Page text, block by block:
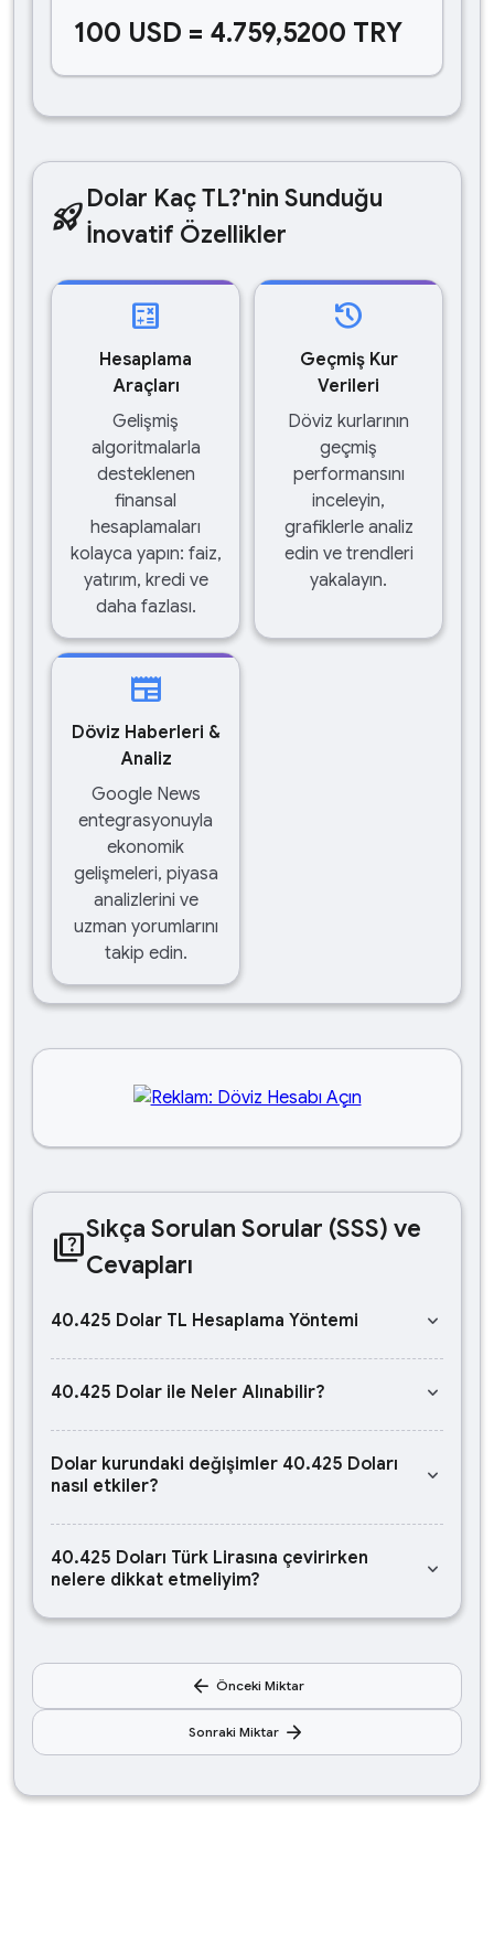
100 USD = 4.759,5200 TRY
rocket_launchDolar Kaç TL?'nin Sunduğu
İnovatif Özellikler
calculate
Hesaplama
Araçları
Gelişmiş
algoritmalarla
desteklenen
finansal
hesaplamaları
kolayca yapın: faiz,
yatırım, kredi ve
daha fazlası.
history
Geçmiş Kur
Verileri
Döviz kurlarının
geçmiş
performansını
inceleyin,
grafiklerle analiz
edin ve trendleri
yakalayın.
newspaper
Döviz Haberleri &
Analiz
Google News
entegrasyonuyla
ekonomik
gelişmeleri, piyasa
analizlerini ve
uzman yorumlarını
takip edin.
quizSıkça Sorulan Sorular (SSS) ve
Cevapları
40.425 Dolar TL Hesaplama Yöntemi keyboard_arrow_down
40.425 Dolar ile Neler Alınabilir? keyboard_arrow_down
Dolar kurundaki değişimler 40.425 Doları
nasıl etkiler?
keyboard_arrow_down
40.425 Doları Türk Lirasına çevirirken
nelere dikkat etmeliyim?
keyboard_arrow_down
arrow_back Önceki Miktar
Sonraki Miktar arrow_forward